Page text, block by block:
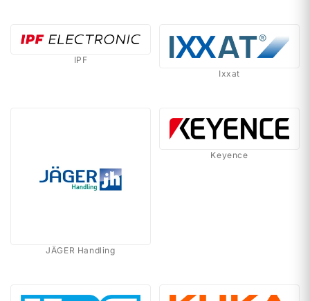
IPF
Ixxat
JÄGER Handling
Keyence